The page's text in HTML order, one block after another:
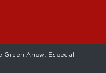
Green Arrow: Especial